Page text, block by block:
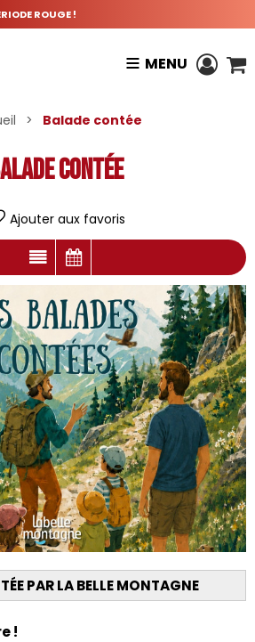
ROUGE !
MENU
> Balade contée
contée
Ajouter aux favoris
PAR LA BELLE MONTAGNE
!